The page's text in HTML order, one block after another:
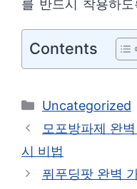
를 반드시 착용하
Contents
카
테
리
Uncategorized
모포방파제 완
시 비법
퓌푸딩팟 완벽